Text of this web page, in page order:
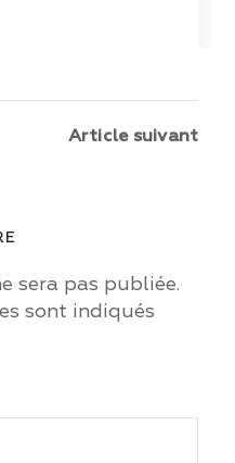
Article suivant
sera pas publiée.
sont indiqués